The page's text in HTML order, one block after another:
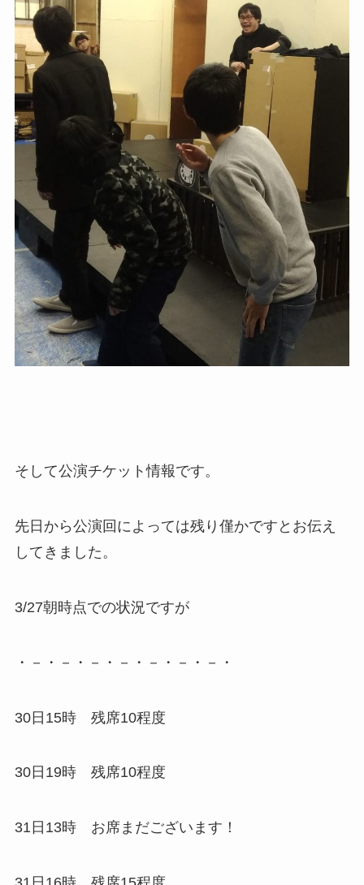
そして公演チケット情報です。
先日から公演回によっては残り僅かですとお伝え
してきました。
3/27朝時点での状況ですが
・－・－・－・－・－・－・－・
30日15時 残席10程度
30日19時 残席10程度
31日13時 お席まだございます！